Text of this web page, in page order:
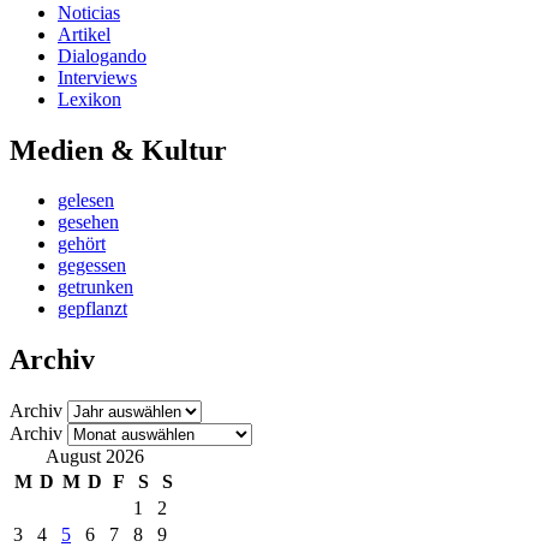
Noticias
Artikel
Dialogando
Interviews
Lexikon
Medien & Kultur
gelesen
gesehen
gehört
gegessen
getrunken
gepflanzt
Archiv
Archiv
Archiv
August 2026
M D M D F S
S
1
2
3
4 5 6 7 8
9